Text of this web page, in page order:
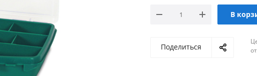
В
Поделиться